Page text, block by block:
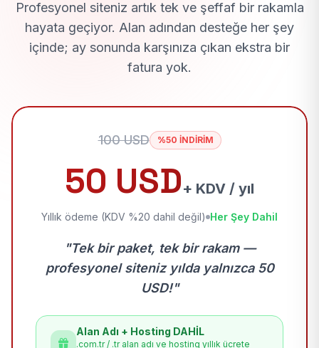
Profesyonel siteniz artık tek ve şeffaf bir rakamla
hayata geçiyor. Alan adından desteğe her şey
içinde; ay sonunda karşınıza çıkan ekstra bir
fatura yok.
100 USD %50 İNDİRİM
50 USD+ KDV / yıl
Yıllık ödeme (KDV %20 dahil değil) Her Şey Dahil
"Tek bir paket, tek bir rakam —
profesyonel siteniz yılda yalnızca 50
USD!"
Alan Adı + Hosting DAHİL
.com.tr / .tr alan adı ve hosting yıllık ücrete